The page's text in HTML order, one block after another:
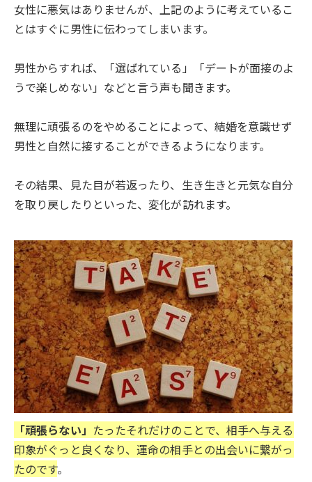
女性に悪気はありませんが、上記のように考えているこ
とはすぐに男性に伝わってしまいます。
男性からすれば、「選ばれている」「デートが面接のよ
うで楽しめない」などと言う声も聞きます。
無理に頑張るのをやめることによって、結婚を意識せず
男性と自然に接することができるようになります。
その結果、見た目が若返ったり、生き生きと元気な自分
を取り戻したりといった、変化が訪れます。
「頑張らない」 たったそれだけのことで、相手へ与える
印象がぐっと良くなり、運命の相手との出会いに繋がっ
たのです。